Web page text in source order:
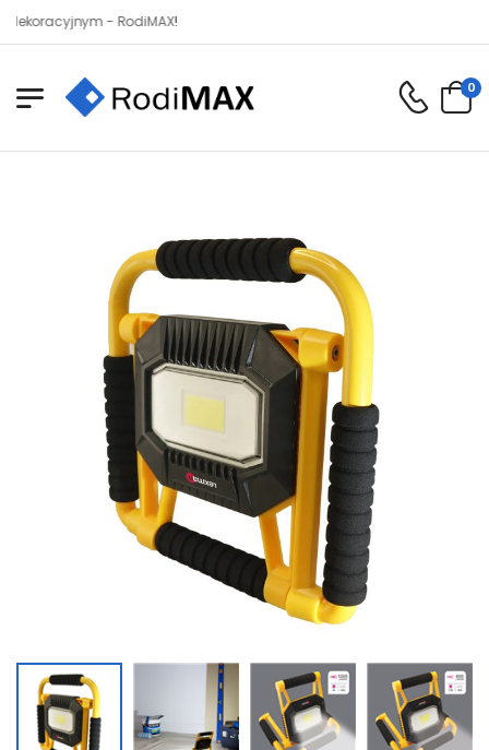
- RodiMAX!
0